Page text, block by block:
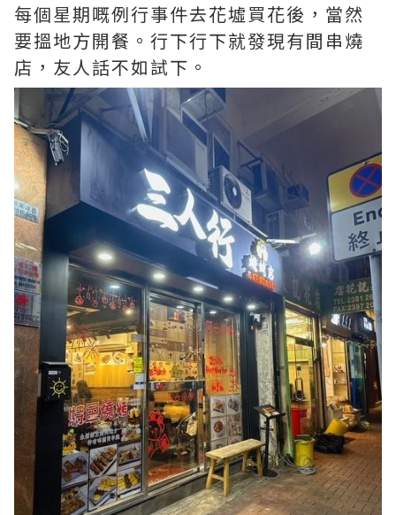
每個星期嘅例行事件去花墟買花後，當然
要搵地方開餐。行下行下就發現有間串燒
店，友人話不如試下。